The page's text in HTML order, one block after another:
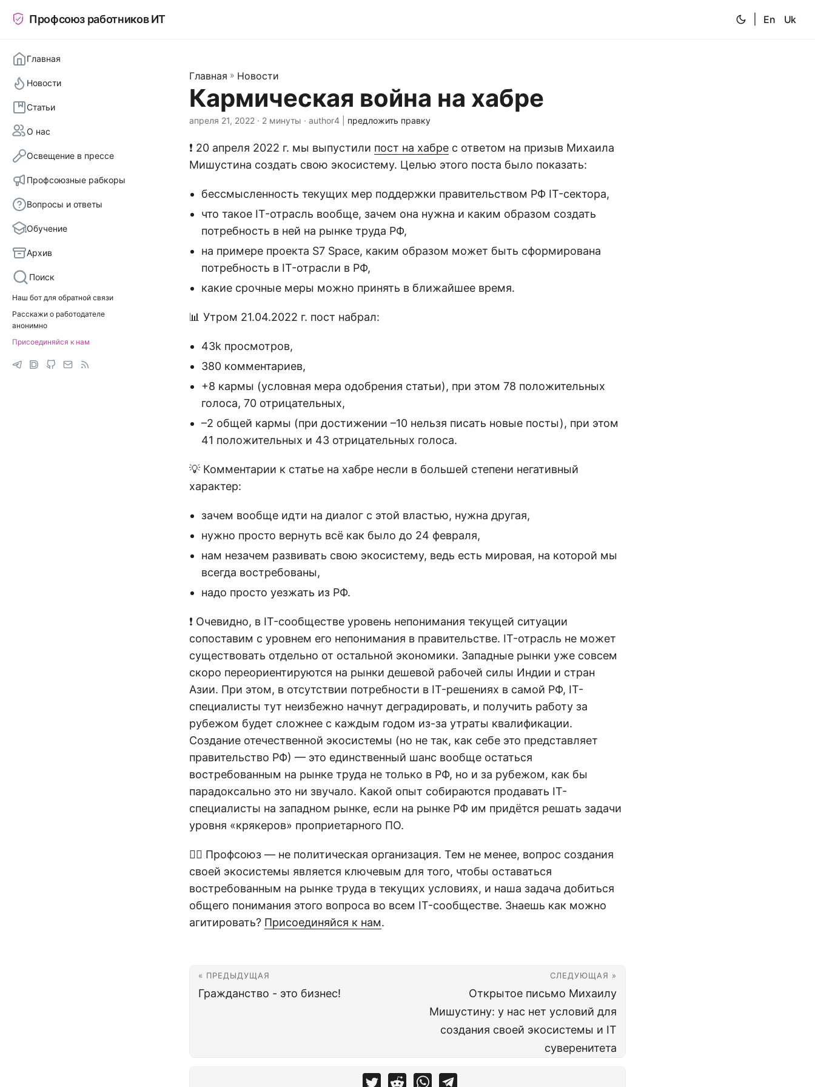
Профсоюз работников ИТ En Uk
Главная
Новости
Статьи
О нас
Освещение в прессе
Профсоюзные рабкоры
Вопросы и ответы
Обучение
Архив
Поиск
Наш бот для обратной связи
Расскажи о работодателе
анонимно
Присоединяйся к нам
Главная » Новости
Кармическая война на хабре
апреля 21, 2022 · 2 минуты · author4 | предложить правку
❗️ 20 апреля 2022 г. мы выпустили пост на хабре с ответом на призыв Михаила
Мишустина создать свою экосистему. Целью этого поста было показать:
бессмысленность текущих мер поддержки правительством РФ IT-сектора,
что такое IT-отрасль вообще, зачем она нужна и каким образом создать
потребность в ней на рынке труда РФ,
на примере проекта S7 Space, каким образом может быть сформирована
потребность в IT-отрасли в РФ,
какие срочные меры можно принять в ближайшее время.
📊 Утром 21.04.2022 г. пост набрал:
43k просмотров,
380 комментариев,
+8 кармы (условная мера одобрения статьи), при этом 78 положительных
голоса, 70 отрицательных,
–2 общей кармы (при достижении –10 нельзя писать новые посты), при этом
41 положительных и 43 отрицательных голоса.
💡 Комментарии к статье на хабре несли в большей степени негативный
характер:
зачем вообще идти на диалог с этой властью, нужна другая,
нужно просто вернуть всё как было до 24 февраля,
нам незачем развивать свою экосистему, ведь есть мировая, на которой мы
всегда востребованы,
надо просто уезжать из РФ.
❗️ Очевидно, в IT-сообществе уровень непонимания текущей ситуации
сопоставим с уровнем его непонимания в правительстве. IT-отрасль не может
существовать отдельно от остальной экономики. Западные рынки уже совсем
скоро переориентируются на рынки дешевой рабочей силы Индии и стран
Азии. При этом, в отсутствии потребности в IT-решениях в самой РФ, IT-
специалисты тут неизбежно начнут деградировать, и получить работу за
рубежом будет сложнее с каждым годом из-за утраты квалификации.
Создание отечественной экосистемы (но не так, как себе это представляет
правительство РФ) — это единственный шанс вообще остаться
востребованным на рынке труда не только в РФ, но и за рубежом, как бы
парадоксально это ни звучало. Какой опыт собираются продавать IT-
специалисты на западном рынке, если на рынке РФ им придётся решать задачи
уровня «крякеров» проприетарного ПО.
👷‍♂️ Профсоюз — не политическая организация. Тем не менее, вопрос создания
своей экосистемы является ключевым для того, чтобы оставаться
востребованным на рынке труда в текущих условиях, и наша задача добиться
общего понимания этого вопроса во всем IT-сообществе. Знаешь как можно
агитировать? Присоединяйся к нам.
« ПРЕДЫДУЩАЯ
Гражданство - это бизнес!
СЛЕДУЮЩАЯ »
Открытое письмо Михаилу
Мишустину: у нас нет условий для
создания своей экосистемы и IT
суверенитета